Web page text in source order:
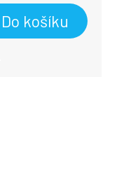
Do košíku